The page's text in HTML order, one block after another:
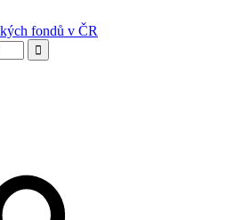
fondů v ČR